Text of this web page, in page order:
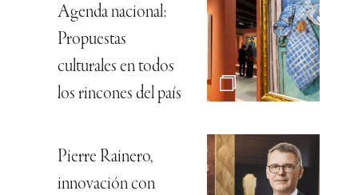
Agenda nacional:
Propuestas
culturales en todos
los rincones del país
Pierre Rainero,
innovación con